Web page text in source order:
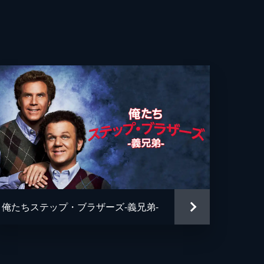
ン・アールストレム
ナ・バーリング
ク・ホルムバリ
ストラング
・アルフレッドソン
俺たちステップ・ブラザーズ-義兄弟-